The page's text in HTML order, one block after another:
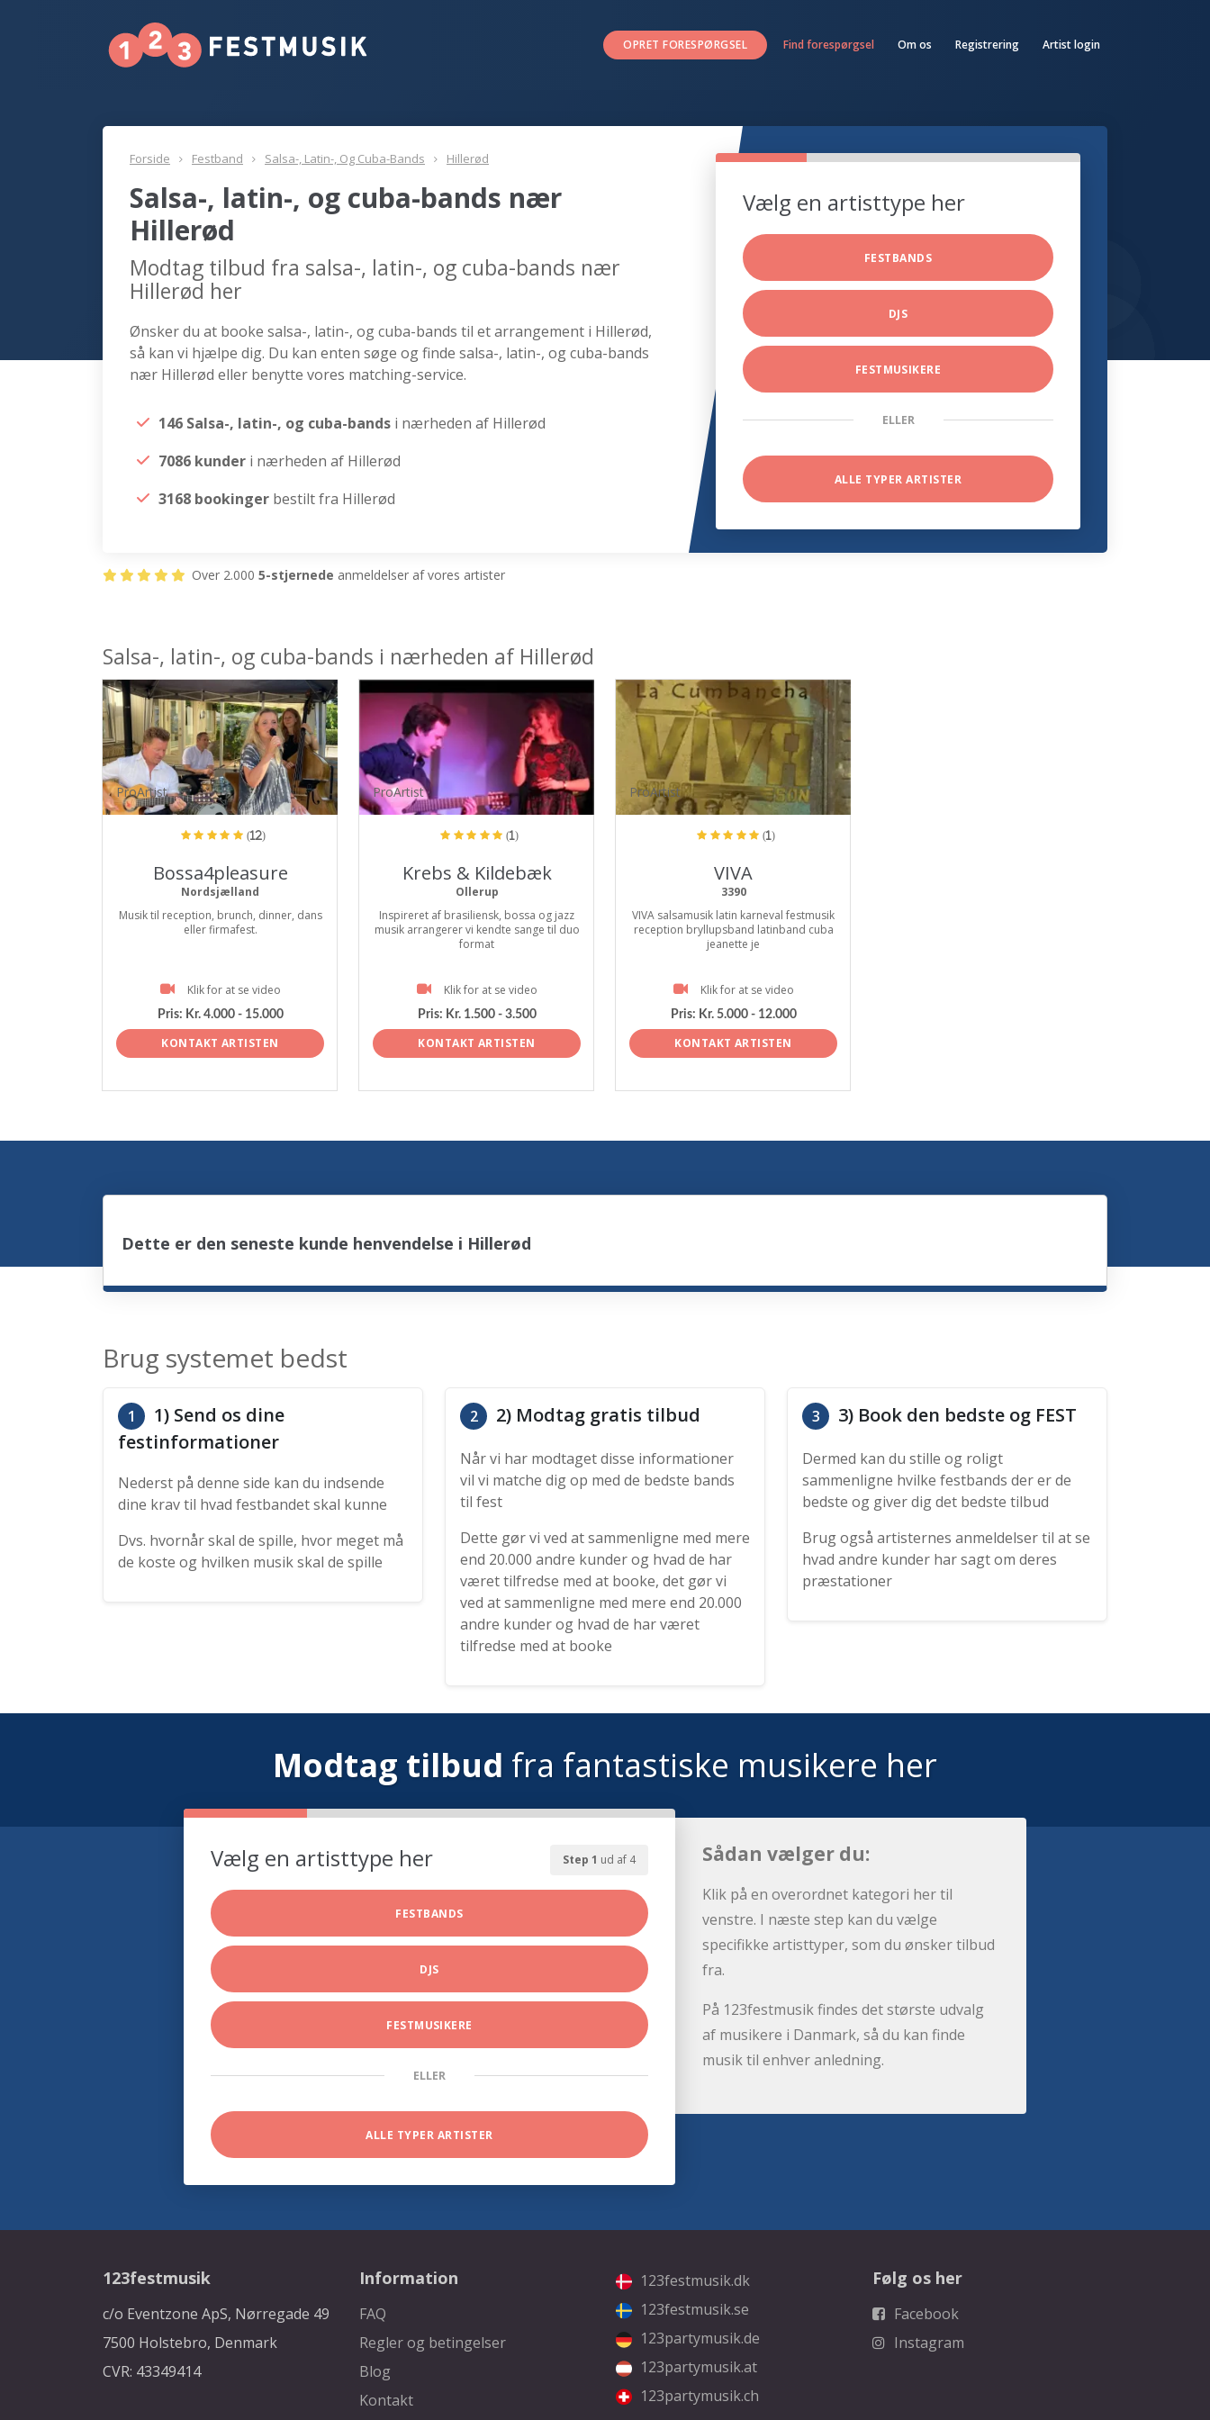
OPRET FORESPØRGSEL Find forespørgsel Om os Registrering Artist login
Forside Festband Salsa-, Latin-, Og Cuba-Bands Hillerød
Salsa-, latin-, og cuba-bands nær
Hillerød
Modtag tilbud fra salsa-, latin-, og cuba-bands nær
Hillerød her
Ønsker du at booke salsa-, latin-, og cuba-bands til et arrangement i Hillerød,
så kan vi hjælpe dig. Du kan enten søge og finde salsa-, latin-, og cuba-bands
nær Hillerød eller benytte vores matching-service.
146 Salsa-, latin-, og cuba-bands i nærheden af Hillerød
7086 kunder i nærheden af Hillerød
3168 bookinger bestilt fra Hillerød
Vælg en artisttype her
FESTBANDS
DJS
FESTMUSIKERE
ELLER
ALLE TYPER ARTISTER
Over 2.000 5-stjernede anmeldelser af vores artister
Salsa-, latin-, og cuba-bands i nærheden af Hillerød
ProArtist
(12)
Bossa4pleasure
Nordsjælland
Musik til reception, brunch, dinner, dans
eller firmafest.
Klik for at se video
Pris: Kr. 4.000 - 15.000
KONTAKT ARTISTEN
ProArtist
(1)
Krebs & Kildebæk
Ollerup
Inspireret af brasiliensk, bossa og jazz
musik arrangerer vi kendte sange til duo
format
Klik for at se video
Pris: Kr. 1.500 - 3.500
KONTAKT ARTISTEN
ProArtist
(1)
VIVA
3390
VIVA salsamusik latin karneval festmusik
reception bryllupsband latinband cuba
jeanette je
Klik for at se video
Pris: Kr. 5.000 - 12.000
KONTAKT ARTISTEN
Dette er den seneste kunde henvendelse i Hillerød
Brug systemet bedst
1
1) Send os dine
festinformationer
Nederst på denne side kan du indsende
dine krav til hvad festbandet skal kunne
Dvs. hvornår skal de spille, hvor meget må
de koste og hvilken musik skal de spille
2 2) Modtag gratis tilbud
Når vi har modtaget disse informationer
vil vi matche dig op med de bedste bands
til fest
Dette gør vi ved at sammenligne med mere
end 20.000 andre kunder og hvad de har
været tilfredse med at booke, det gør vi
ved at sammenligne med mere end 20.000
andre kunder og hvad de har været
tilfredse med at booke
3 3) Book den bedste og FEST
Dermed kan du stille og roligt
sammenligne hvilke festbands der er de
bedste og giver dig det bedste tilbud
Brug også artisternes anmeldelser til at se
hvad andre kunder har sagt om deres
præstationer
Modtag tilbud fra fantastiske musikere her
Step 1 ud af 4
Vælg en artisttype her
FESTBANDS
DJS
FESTMUSIKERE
ELLER
ALLE TYPER ARTISTER
Sådan vælger du:
Klik på en overordnet kategori her til
venstre. I næste step kan du vælge
specifikke artisttyper, som du ønsker tilbud
fra.
På 123festmusik findes det største udvalg
af musikere i Danmark, så du kan finde
musik til enhver anledning.
123festmusik
c/o Eventzone ApS, Nørregade 49
7500 Holstebro, Denmark
CVR: 43349414
Information
FAQ
Regler og betingelser
Blog
Kontakt
123festmusik.dk
123festmusik.se
123partymusik.de
123partymusik.at
123partymusik.ch
Følg os her
Facebook
Instagram